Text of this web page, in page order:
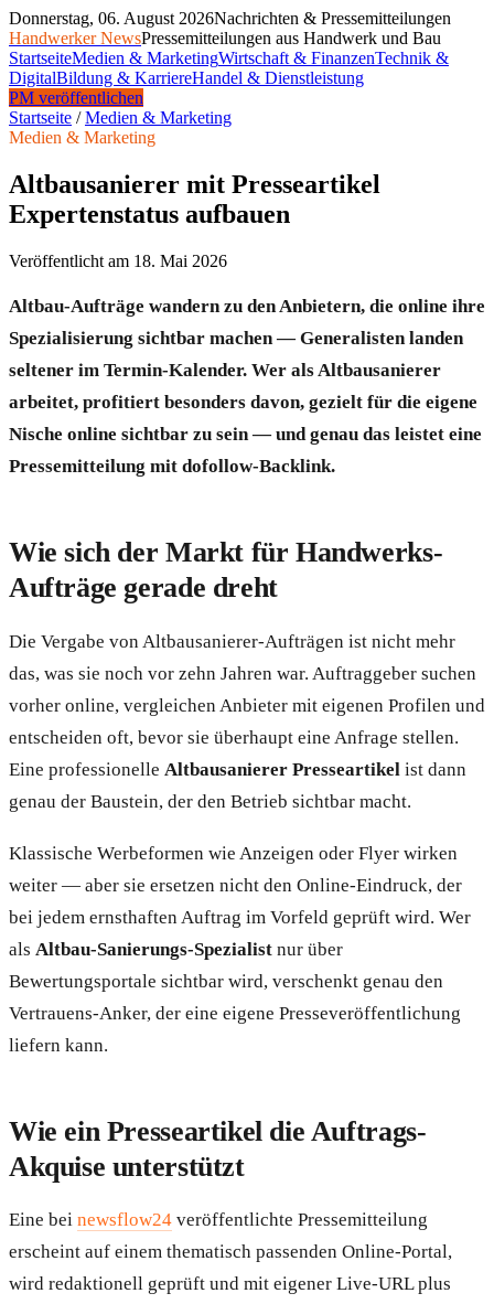
Donnerstag, 06. August 2026Nachrichten & Pressemitteilungen
Handwerker NewsPressemitteilungen aus Handwerk und Bau
StartseiteMedien & MarketingWirtschaft & FinanzenTechnik &
DigitalBildung & KarriereHandel & Dienstleistung
PM veröffentlichen
Startseite /Medien & Marketing
Medien & Marketing
Altbausanierer mit Presseartikel
Expertenstatus aufbauen
Veröffentlicht am 18. Mai 2026
Altbau-Aufträge wandern zu den Anbietern, die online ihre
Spezialisierung sichtbar machen — Generalisten landen
seltener im Termin-Kalender. Wer als Altbausanierer
arbeitet, profitiert besonders davon, gezielt für die eigene
Nische online sichtbar zu sein — und genau das leistet eine
Pressemitteilung mit dofollow-Backlink.
Wie sich der Markt für Handwerks-
Aufträge gerade dreht
Die Vergabe von Altbausanierer-Aufträgen ist nicht mehr
das, was sie noch vor zehn Jahren war. Auftraggeber suchen
vorher online, vergleichen Anbieter mit eigenen Profilen und
entscheiden oft, bevor sie überhaupt eine Anfrage stellen.
Eine professionelle Altbausanierer Presseartikel ist dann
genau der Baustein, der den Betrieb sichtbar macht.
Klassische Werbeformen wie Anzeigen oder Flyer wirken
weiter — aber sie ersetzen nicht den Online-Eindruck, der
bei jedem ernsthaften Auftrag im Vorfeld geprüft wird. Wer
als Altbau-Sanierungs-Spezialist nur über
Bewertungsportale sichtbar wird, verschenkt genau den
Vertrauens-Anker, der eine eigene Presseveröffentlichung
liefern kann.
Wie ein Presseartikel die Auftrags-
Akquise unterstützt
Eine bei newsflow24 veröffentlichte Pressemitteilung
erscheint auf einem thematisch passenden Online-Portal,
wird redaktionell geprüft und mit eigener Live-URL plus